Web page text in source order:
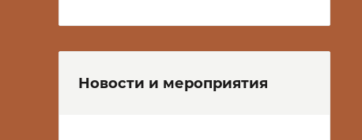
Новости и мероприятия